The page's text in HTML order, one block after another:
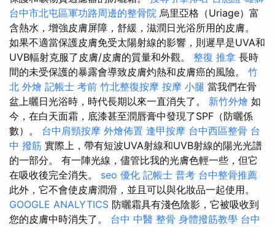
台中市北屯區軍功路周邊的整骨院 烏里亞格（Uriage）富
含熱水，增強皮膚屏障，舒緩，滋潤日光浴所用的皮膚。
如果不適當保護皮膚免受太陽射線的影響，則遲早是UVA和
UVB輻射克服了皮膚/皮膚的質量和外觀。 整復 推拿 長時
間的未受保護的暴露會導致皮膚灼熱和皮膚癌的風險。 竹
北 外燴 記帳士 考前 竹北整復按摩 按摩 小腿 當我們在骨
盆上曬日光浴時，時代長期以來一直消失了。 新竹外燴 如
今，在白天面霜，底漆甚至潤唇膏中發現了SPF（防曬係
數）。 台中肩頸按摩 外燴佈置 逢甲按摩 台中西區整骨 台
中 撥筋 實際上，帶有短波UVA射線和UVB射線的陽光光譜
的一部分。 有一陣光線，儘管比我的光膚色輕一些，但它
在吸收後完全消失。 seo 優化 記帳士 普考 台中整骨推薦
此外，它不會使皮膚潤滑，並且可以與化妝品一起使用。
GOOGLE ANALYTICS 防曬霜具有淺色陰影，它被吸收到
您的皮膚中時消失了。 台中 中醫 整骨 身體撥筋教學 台中